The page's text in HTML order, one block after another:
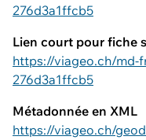
276d3a1ffcb5
Lien court pour fiche
https://viageo.ch/md-
276d3a1ffcb5
Métadonnée en XML
https://viageo.ch/